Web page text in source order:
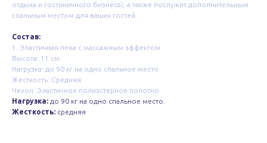
отдыха и гостиничного бизнеса), а также послужит дополнительным
спальным местом для ваших гостей.
Состав:
1. Эластичная пена с массажным эффектом
Высота: 11 см
Нагрузка: до 90 кг на одно спальное место
Жесткость: Средняя
Чехол: Эластичное полиэстерное полотно
Нагрузка: до 90 кг на одно спальное место.
Жесткость: средняя